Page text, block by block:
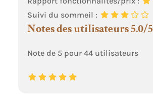
Suivi du sommeil :
Notes des utilisateurs 5.0/5
Note de 5 pour 44 utilisateurs